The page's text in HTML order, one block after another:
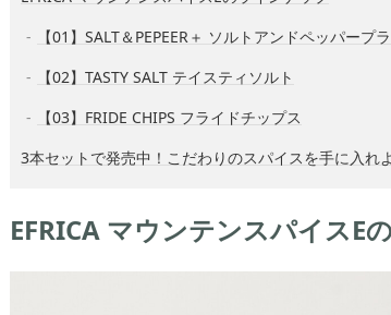
【01】SALT＆PEPEER＋ ソルトアンドペッパープ
【02】TASTY SALT テイスティソルト
【03】FRIDE CHIPS フライドチップス
3本セットで発売中！こだわりのスパイスを手に入れ
EFRICA マウンテンスパイスE